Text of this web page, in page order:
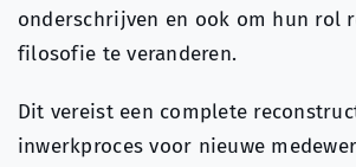
onderschrijven en ook om hun rol
filosofie te veranderen.
Dit vereist een complete
inwerkproces voor nieuwe